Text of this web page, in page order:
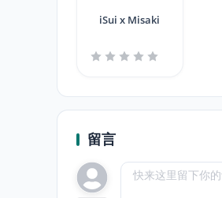
iSui x Misaki
留言